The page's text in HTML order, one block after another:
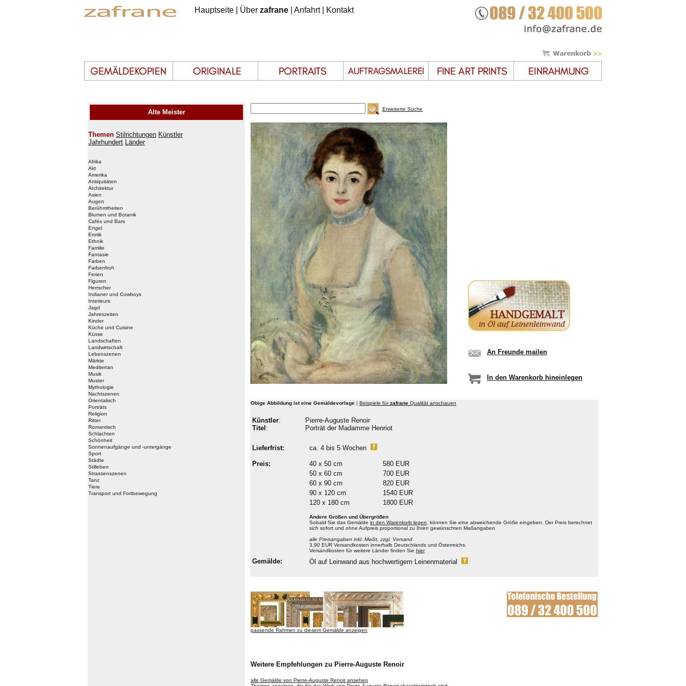
Hauptseite Über zafrane Anfahrt| Kontakt
Alte Meister
Themen Stilrichtungen Künstler
Jahrhundert Länder
Afrika
Akt
Amerika
Antiquitäten
Architektur
Asien
Augen
Berühmtheiten
Blumen und Botanik
Cafés und Bars
Engel
Erotik
Ethnik
Familie
Fantasie
Farben
Farbenfroh
Ferien
Figuren
Herrscher
Indianer und Cowboys
Interieurs
Jagd
Jahreszeiten
Kinder
Küche und Cuisine
Küsse
Landschaften
Landwirtschaft
Lebenszenen
Märkte
Mediterran
Musik
Muster
Mythologie
Nachtszenen
Orientalisch
Porträts
Religion
Ritter
Romantisch
Schlachten
Schönheit
Sonnenaufgänge und -untergänge
Sport
Städte
Stilleben
Strassenszenen
Tanz
Tiere
Transport und Fortbewegung
Erweiterte Suche
An Freunde mailen
In den Warenkorb hineinlegen
Obige Abbildung ist eine Gemäldevorlage | Beispiele fürzafrane Qualität anschauen
Künstler:
Titel :
Pierre-Auguste Renoir
Porträt der Madamme Henriot
Lieferfrist: ca. 4 bis 5 Wochen
Preis: 40 x 50 cm
580 EUR
50 x 60 cm
700 EUR
60 x 90 cm
820 EUR
90 x 120 cm
1540 EUR
120 x 180 cm
1800 EUR
Andere Größen und Übergrößen
Sobald Sie das Gemälde in den Warenkorb legen , können Sie eine abweichende Größe eingeben. Der Preis berechnet
sich sofort und ohne Aufpreis proportional zu Ihren gewünschten Maßangaben
alle Preisangaben inkl. MwSt, zzgl. Versand
3,90 EUR Versandkosten innerhalb Deutschlands und Österreichs.
Versandkosten für weitere Länder finden Sie hier
Gemälde: Öl auf Leinwand aus hochwertigem Leinenmaterial
passende Rahmen zu diesem Gemälde anzeigen
Weitere Empfehlungen zu Pierre-Auguste Renoir
alle Gemälde von Pierre-Auguste Renoir ansehen